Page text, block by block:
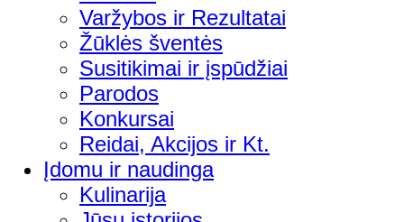
Varžybos ir Rezultatai
Žūklės šventės
Susitikimai ir įspūdžiai
Parodos
Konkursai
Reidai, Akcijos ir Kt.
Įdomu ir naudinga
Kulinarija